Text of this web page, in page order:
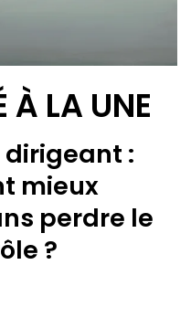
À LA UNE
:
mieux
perdre le
?